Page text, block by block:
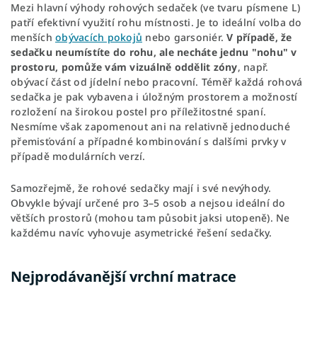
Mezi hlavní výhody rohových sedaček (ve tvaru písmene L)
patří efektivní využití rohu místnosti. Je to ideální volba do
menších obývacích pokojů nebo garsoniér.V případě, že
sedačku neumístíte do rohu, ale necháte jednu "nohu" v
prostoru, pomůže vám vizuálně oddělit zóny, např.
obývací část od jídelní nebo pracovní. Téměř každá rohová
sedačka je pak vybavena i úložným prostorem a možností
rozložení na širokou postel pro příležitostné spaní.
Nesmíme však zapomenout ani na relativně jednoduché
přemisťování a případné kombinování s dalšími prvky v
případě modulárních verzí.
Samozřejmě, že rohové sedačky mají i své nevýhody.
Obvykle bývají určené pro 3–5 osob a nejsou ideální do
větších prostorů (mohou tam působit jaksi utopeně). Ne
každému navíc vyhovuje asymetrické řešení sedačky.
Nejprodávanější vrchní matrace